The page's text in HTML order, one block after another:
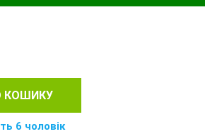
КОШИКУ
6 чоловік